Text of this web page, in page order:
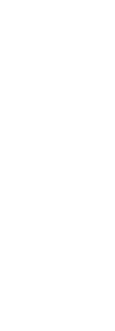
La Fiscalía
impidió
señala que
recordando
RFEF.
que corriera
Poco
delegación
obligó a
prensa
Rubiales y
contenido no